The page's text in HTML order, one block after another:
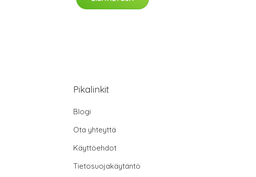
Pikalinkit
Blogi
Ota yhteyttä
Käyttöehdot
Tietosuojakäytäntö